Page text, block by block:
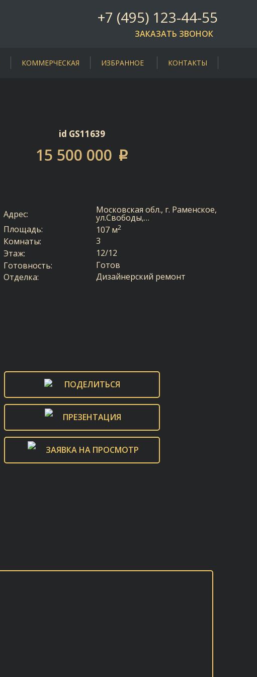
+7 (495) 123-44-55
ЗАКАЗАТЬ ЗВОНОК
КОММЕРЧЕСКАЯ ИЗБРАННОЕ КОНТАКТЫ
id GS11639
15 500 000 p
Адрес: Московская обл., г. Раменское,
ул.Свободы,…
Площадь:
107 м2
Комнаты:
3
Этаж:
12/12
Готовность:
Готов
Отделка:
Дизайнерский ремонт
ПОДЕЛИТЬСЯ
ПРЕЗЕНТАЦИЯ
ЗАЯВКА НА ПРОСМОТР